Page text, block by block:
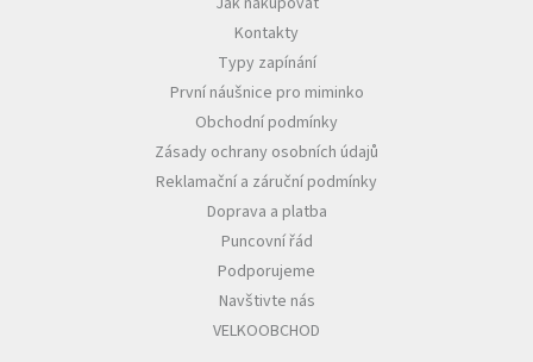
Kontakty
Typy zapínání
První náušnice pro miminko
Obchodní podmínky
Zásady ochrany osobních údajů
Reklamační a záruční podmínky
Doprava a platba
Puncovní řád
Podporujeme
Navštivte nás
VELKOOBCHOD